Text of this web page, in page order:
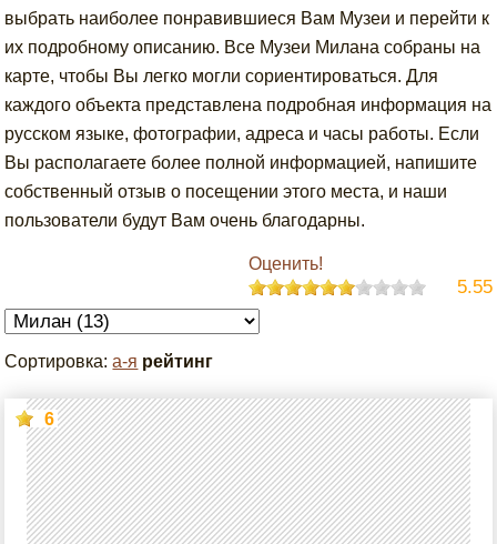
выбрать наиболее понравившиеся Вам Музеи и перейти к
их подробному описанию. Все Музеи Милана собраны на
карте, чтобы Вы легко могли сориентироваться. Для
каждого объекта представлена подробная информация на
русском языке, фотографии, адреса и часы работы. Если
Вы располагаете более полной информацией, напишите
собственный отзыв о посещении этого места, и наши
пользователи будут Вам очень благодарны.
Оценить!
5.55
Сортировка:а-я рейтинг
6